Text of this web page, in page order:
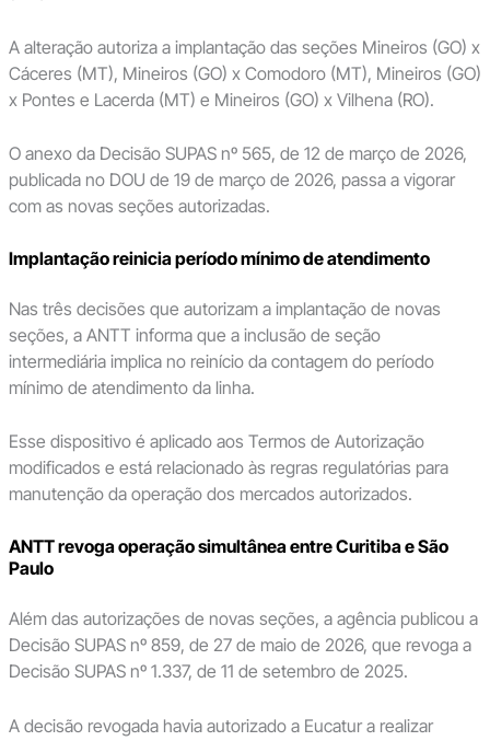
A alteração autoriza a implantação das seções Mineiros (GO) x
Cáceres (MT), Mineiros (GO) x Comodoro (MT), Mineiros (GO)
x Pontes e Lacerda (MT) e Mineiros (GO) x Vilhena (RO).
O anexo da Decisão SUPAS nº 565, de 12 de março de 2026,
publicada no DOU de 19 de março de 2026, passa a vigorar
com as novas seções autorizadas.
Implantação reinicia período mínimo de atendimento
Nas três decisões que autorizam a implantação de novas
seções, a ANTT informa que a inclusão de seção
intermediária implica no reinício da contagem do período
mínimo de atendimento da linha.
Esse dispositivo é aplicado aos Termos de Autorização
modificados e está relacionado às regras regulatórias para
manutenção da operação dos mercados autorizados.
ANTT revoga operação simultânea entre Curitiba e São
Paulo
Além das autorizações de novas seções, a agência publicou a
Decisão SUPAS nº 859, de 27 de maio de 2026, que revoga a
Decisão SUPAS nº 1.337, de 11 de setembro de 2025.
A decisão revogada havia autorizado a Eucatur a realizar